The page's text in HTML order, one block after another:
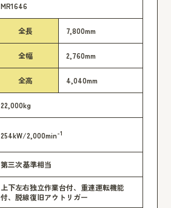
MR1646
全長 7,800mm
全幅 2,760mm
全高 4,040mm
22,000kg
254kW/2,000min-1
第三次基準相当
上下左右独立作業台付、重連運転機能
付、脱線復旧アウトリガー